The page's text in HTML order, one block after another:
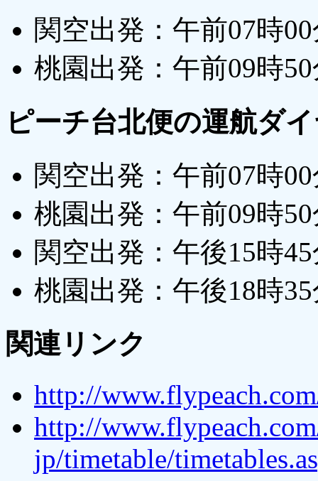
関空出発：午前07時
桃園出発：午前09時
ピーチ台北便の運航ダ
関空出発：午前07時
桃園出発：午前09時
関空出発：午後15時
桃園出発：午後18時
関連リンク
http://
http://
jp/timetable/